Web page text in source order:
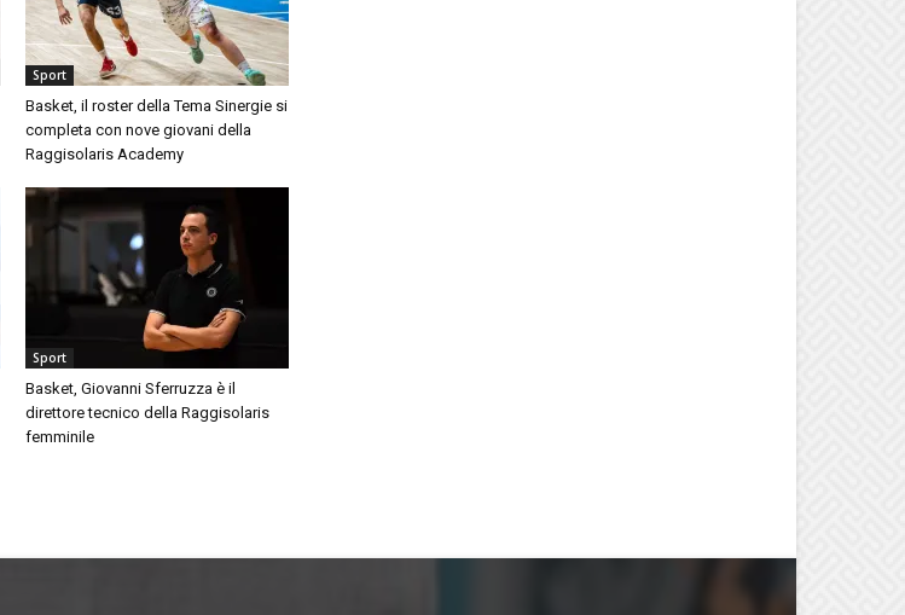
Sport
Basket, il roster della Tema Sinergie si
completa con nove giovani della
Raggisolaris Academy
Sport
Basket, Giovanni Sferruzza è il
direttore tecnico della Raggisolaris
femminile